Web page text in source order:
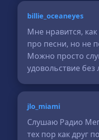
billie_oceaneyes
Мне нравится,
про песни, но не
Можно просто
удовольствие
jlo_miami
Слушаю Радио
тех пор как друг